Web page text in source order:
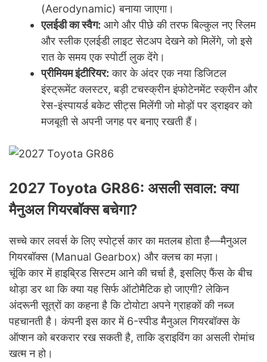
(Aerodynamic) बनाया जाएगा।
एलईडी का स्वैग: आगे और पीछे की तरफ बिल्कुल नए स्लिम
और स्लीक एलईडी लाइट सेटअप देखने को मिलेंगे, जो इसे
रात के समय एक स्पोर्टी लुक देंगे।
प्रीमियम इंटीरियर: कार के अंदर एक नया डिजिटल
इंस्ट्रूमेंट क्लस्टर, बड़ी टचस्क्रीन इंफोटेनमेंट स्क्रीन और
रेस-इंस्पायर्ड बकेट सीट्स मिलेंगी जो मोड़ों पर ड्राइवर को
मजबूती से अपनी जगह पर बनाए रखती हैं।
2027 Toyota GR86: असली सवाल: क्या
मैनुअल गियरबॉक्स बचेगा?
सच्चे कार लवर्स के लिए स्पोर्ट्स कार का मतलब होता है—मैनुअल
गियरबॉक्स (Manual Gearbox) और क्लच का मज़ा।
चूंकि कार में हाइब्रिड सिस्टम आने की चर्चा है, इसलिए फैंस के बीच
थोड़ा डर था कि क्या यह सिर्फ ऑटोमैटिक हो जाएगी? लेकिन
अंदरूनी सूत्रों का कहना है कि टोयोटा अपने ग्राहकों की नब्ज
पहचानती है। कंपनी इस कार में 6-स्पीड मैनुअल गियरबॉक्स के
ऑप्शन को बरकरार रख सकती है, ताकि ड्राइविंग का असली रोमांच
खत्म न हो।